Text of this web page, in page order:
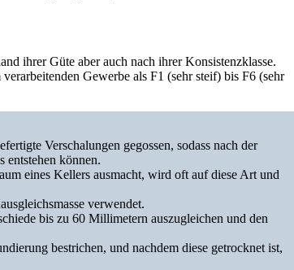
ihrer Güte aber auch nach ihrer Konsistenzklasse.
Gewerbe als F1 (sehr steif) bis F6 (sehr
Verschalungen gegossen, sodass nach der
entstehen können.
eines Kellers ausmacht, wird oft auf diese Art und
verwendet.
bis zu 60 Millimetern auszugleichen und den
bestrichen, und nachdem diese getrocknet ist,